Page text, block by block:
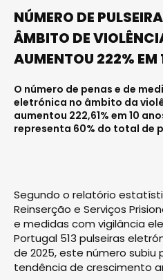
NÚMERO DE
ÂMBITO DE
AUMENTOU 222% EM
O número de penas e de
eletrónica no âmbito da
aumentou 222,61% em 10
representa 60% do total de
Segundo o relatório
Reinserção e Serviços
e medidas com vigilância
Portugal 513 pulseiras
de 2025, este número subiu
tendência de crescimento